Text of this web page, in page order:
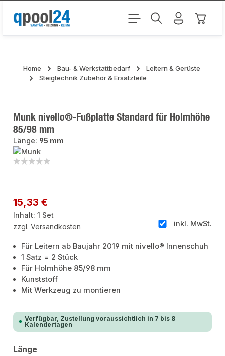
Zum Hauptinhalt springen
Home Bau- & Werkstattbedarf
Leitern & Gerüste
Steigtechnik Zubehör & Ersatzteile
Munk nivello®-Fußplatte Standard für Holmhöhe
85/98 mm
Länge: 95 mm
Regulärer Preis:
15,33 €
Inhalt:1 Set
inkl. MwSt.
zzgl. Versandkosten
Für Leitern ab Baujahr 2019 mit nivello® Innenschuh
1 Satz = 2 Stück
Für Holmhöhe 85/98 mm
Kunststoff
Mit Werkzeug zu montieren
Verfügbar, Zustellung voraussichtlich in 7 bis 8
Kalendertagen
Längeauswählen